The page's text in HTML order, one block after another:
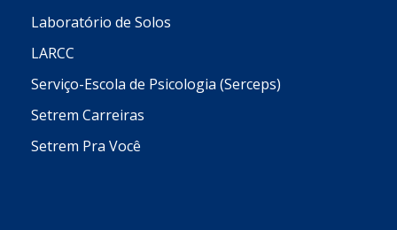
Laboratório de Solos
LARCC
Serviço-Escola de Psicologia (Serceps)
Setrem Carreiras
Setrem Pra Você